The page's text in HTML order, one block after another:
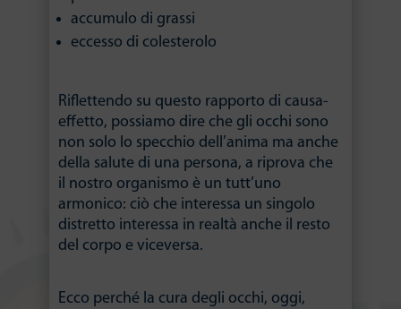
accumulo di grassi
eccesso di colesterolo
Riflettendo su questo rapporto di causa-
effetto, possiamo dire che gli occhi sono
non solo lo specchio dell’anima ma anche
della salute di una persona, a riprova che
il nostro organismo è un tutt’uno
armonico: ciò che interessa un singolo
distretto interessa in realtà anche il resto
del corpo e viceversa.
Ecco perché la cura degli occhi, oggi,